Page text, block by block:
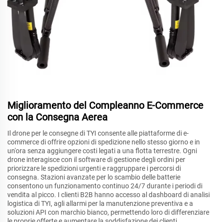
Miglioramento del Compleanno E-Commerce
con la Consegna Aerea
Il drone per le consegne di TYI consente alle piattaforme di e-
commerce di offrire opzioni di spedizione nello stesso giorno e in
un'ora senza aggiungere costi legati a una flotta terrestre. Ogni
drone interagisce con il software di gestione degli ordini per
priorizzare le spedizioni urgenti e raggruppare i percorsi di
consegna. Stazioni avanzate per lo scambio delle batterie
consentono un funzionamento continuo 24/7 durante i periodi di
vendita al picco. I clienti B2B hanno accesso al dashboard di analisi
logistica di TYI, agli allarmi per la manutenzione preventiva e a
soluzioni API con marchio bianco, permettendo loro di differenziare